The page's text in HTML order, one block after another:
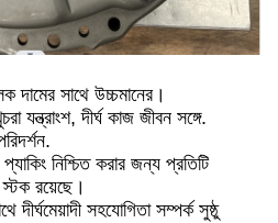
দামের সাথে উচ্চমানের।
যন্ত্রাংশ, দীর্ঘ কাজ জীবন সঙ্গে.
নিশ্চিত করার জন্য প্রতিটি
রয়েছে।
দীর্ঘমেয়াদী সহযোগিতা সম্পর্ক সুষ্ঠু